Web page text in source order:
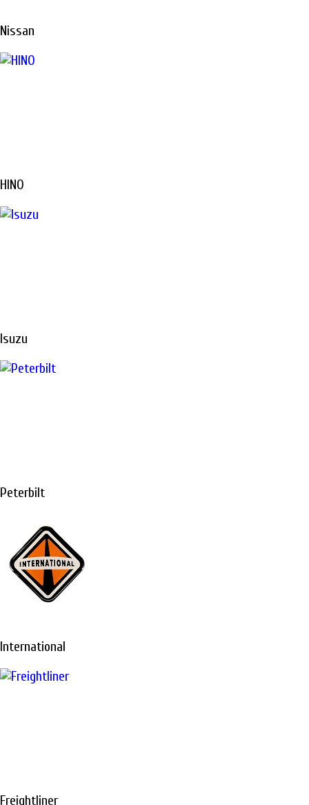
Nissan
HINO
Isuzu
Peterbilt
International
Freightliner